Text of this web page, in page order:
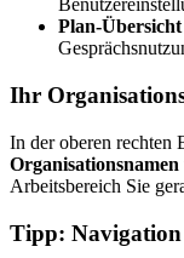
Plan-Übersicht
Ihr
In der oberen rechten
Arbeitsbereich Sie
Tipp: Navigation